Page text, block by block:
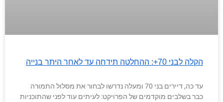
הקלה לבני 70+: ההחלטה תידחה עד לאחר היתר בנייה
עד כה, דיירים בני 70 ומעלה נדרשו לבחור את מסלול התמורה
כבר בשלבים מוקדמים של הפרויקט: לעיתים עוד לפני שהתוכניות